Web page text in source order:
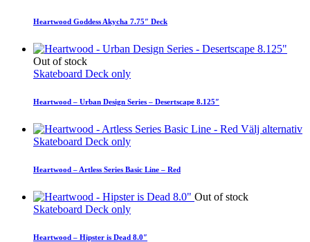
Heartwood Goddess Akycha 7.75″ Deck
Out of stock
Skateboard Deck only
Heartwood – Urban Design Series – Desertscape 8.125″
Välj alternativ
Skateboard Deck only
Heartwood – Artless Series Basic Line – Red
Out of stock
Skateboard Deck only
Heartwood – Hipster is Dead 8.0″